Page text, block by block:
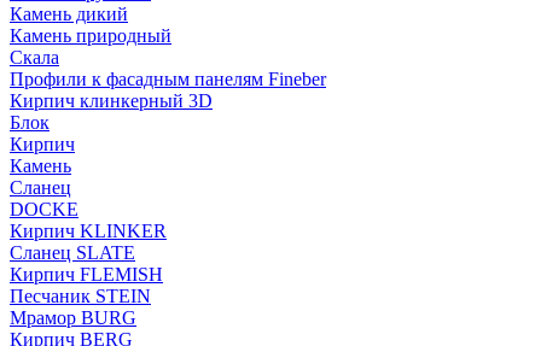
Камень дикий
Камень природный
Скала
Профили к фасадным панелям Fineber
Кирпич клинкерный 3D
Блок
Кирпич
Камень
Сланец
DOCKE
Кирпич KLINKER
Сланец SLATE
Кирпич FLEMISH
Пес­ча­ник STEIN
Мрамор BURG
Кирпич BERG